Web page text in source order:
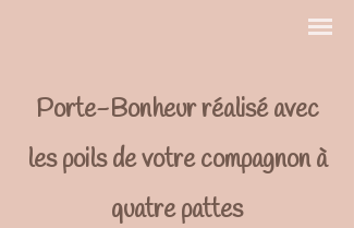
Porte-Bonheur réalisé avec
les poils de votre compagnon à
quatre pattes